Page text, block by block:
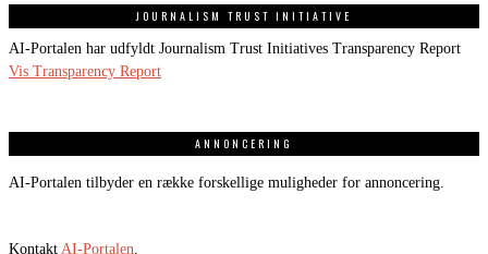
JOURNALISM TRUST INITIATIVE
AI-Portalen har udfyldt Journalism Trust Initiatives Transparency Report
Vis Transparency Report
ANNONCERING
AI-Portalen tilbyder en række forskellige muligheder for annoncering.
Kontakt AI-Portalen.